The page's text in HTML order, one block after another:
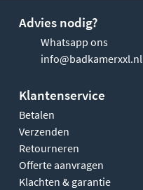
Advies nodig?
Whatsapp ons
info@badkamerxxl.nl
Klantenservice
Betalen
Verzenden
Retourneren
Offerte aanvragen
Klachten & garantie